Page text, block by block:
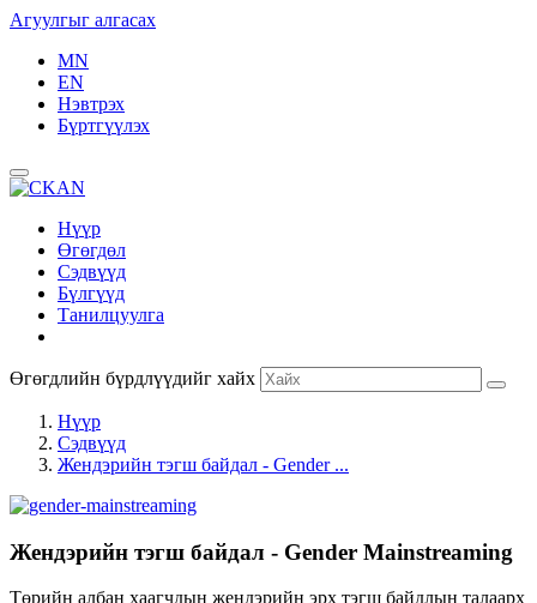
Агуулгыг алгасах
MN
EN
Нэвтрэх
Бүртгүүлэх
Нүүр
Өгөгдөл
Сэдвүүд
Бүлгүүд
Танилцуулга
Өгөгдлийн бүрдлүүдийг хайх
Нүүр
Сэдвүүд
Жендэрийн тэгш байдал - Gender ...
Жендэрийн тэгш байдал - Gender Mainstreaming
Төрийн албан хаагчдын жендэрийн эрх тэгш байдлын талаарх